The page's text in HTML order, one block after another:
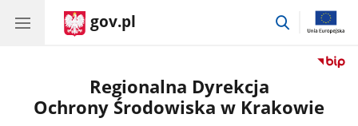
gov.pl
przejdź
Regionalna Dyrekcja
Ochrony Środowiska w Krakowie